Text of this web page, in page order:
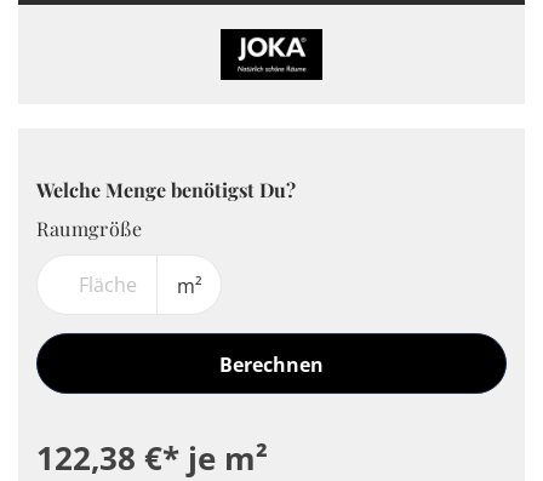
Welche Menge benötigst Du?
Raumgröße
m²
Berechnen
122,38 €* je m²